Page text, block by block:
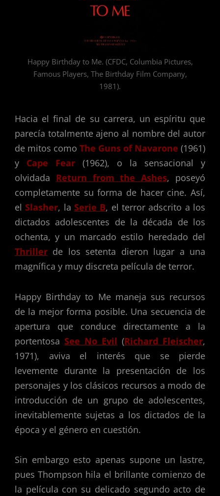
Happy Birthday to Me. (CFDC, Columbia Pictures,
Famous Players, The Birthday Film Company,
1981).
Hacia el final de su carrera, un espíritu que
parecía totalmente ajeno al nombre del autor
de mitos como The Guns of Navarone (1961)
y Cape Fear
(1962), o la sensacional y
olvidada Return from the Ashes, poseyó
completamente su forma de hacer cine. Así,
el Slasher, la Serie B, el terror adscrito a los
dictados adolescentes de la década de los
ochenta, y un marcado estilo heredado del
Thriller de los setenta dieron lugar a una
magnífica y muy discreta película de terror.
Happy Birthday to Me maneja sus recursos
de la mejor forma posible. Una secuencia de
apertura que conduce directamente a la
portentosa See No Evil (Richard Fleischer,
1971), aviva el interés que se pierde
levemente durante la presentación de los
personajes y los clásicos recursos a modo de
introducción de un grupo de adolescentes,
inevitablemente sujetas a los dictados de la
época y el género en cuestión.
Sin embargo esto apenas supone un lastre,
pues Thompson hila el brillante comienzo de
la película con su delicado segundo acto de